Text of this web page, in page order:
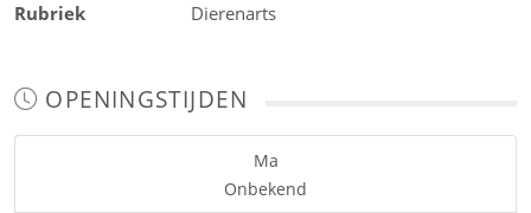
Rubriek
Dierenarts
OPENINGSTIJDEN
Ma
Onbekend